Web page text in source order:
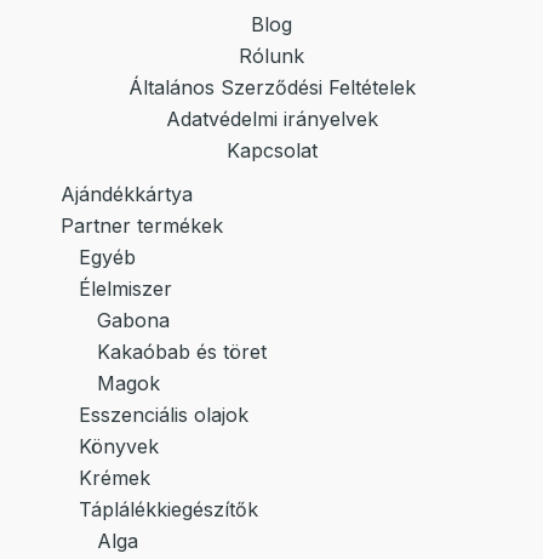
Blog
Rólunk
Általános Szerződési Feltételek
Adatvédelmi irányelvek
Kapcsolat
Ajándékkártya
Partner termékek
Egyéb
Élelmiszer
Gabona
Kakaóbab és töret
Magok
Esszenciális olajok
Könyvek
Krémek
Táplálékkiegészítők
Alga